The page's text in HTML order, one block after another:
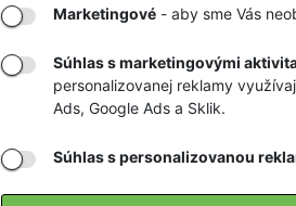
Marketingové - aby sme Vás
Súhlas s marketingovými
personalizovanej reklamy
Ads, Google Ads a Sklik.
Súhlas s personalizovanou